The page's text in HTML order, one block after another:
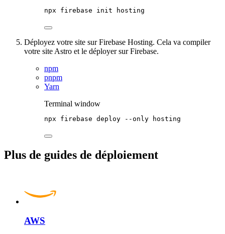
npx firebase init hosting
Déployez votre site sur Firebase Hosting. Cela va compiler
votre site Astro et le déployer sur Firebase.
npm
pnpm
Yarn
Terminal window
npx firebase deploy --only hosting
Plus de guides de déploiement
AWS